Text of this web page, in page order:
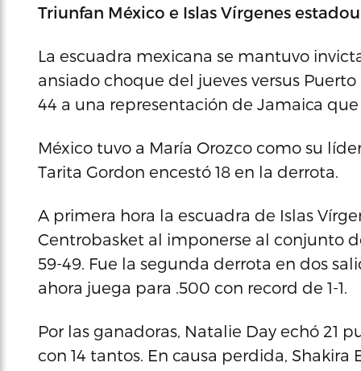
Triunfan México e Islas Vírgenes
La escuadra mexicana se mantuvo
ansiado choque del jueves versus
44 a una representación de Jamaica
México tuvo a María Orozco como su
Tarita Gordon encestó 18 en la derrota.
A primera hora la escuadra de Islas
Centrobasket al imponerse al conjunto
59-49. Fue la segunda derrota en dos
ahora juega para .500 con record de 1-1.
Por las ganadoras, Natalie Day echó 21
con 14 tantos. En causa perdida, Shakira